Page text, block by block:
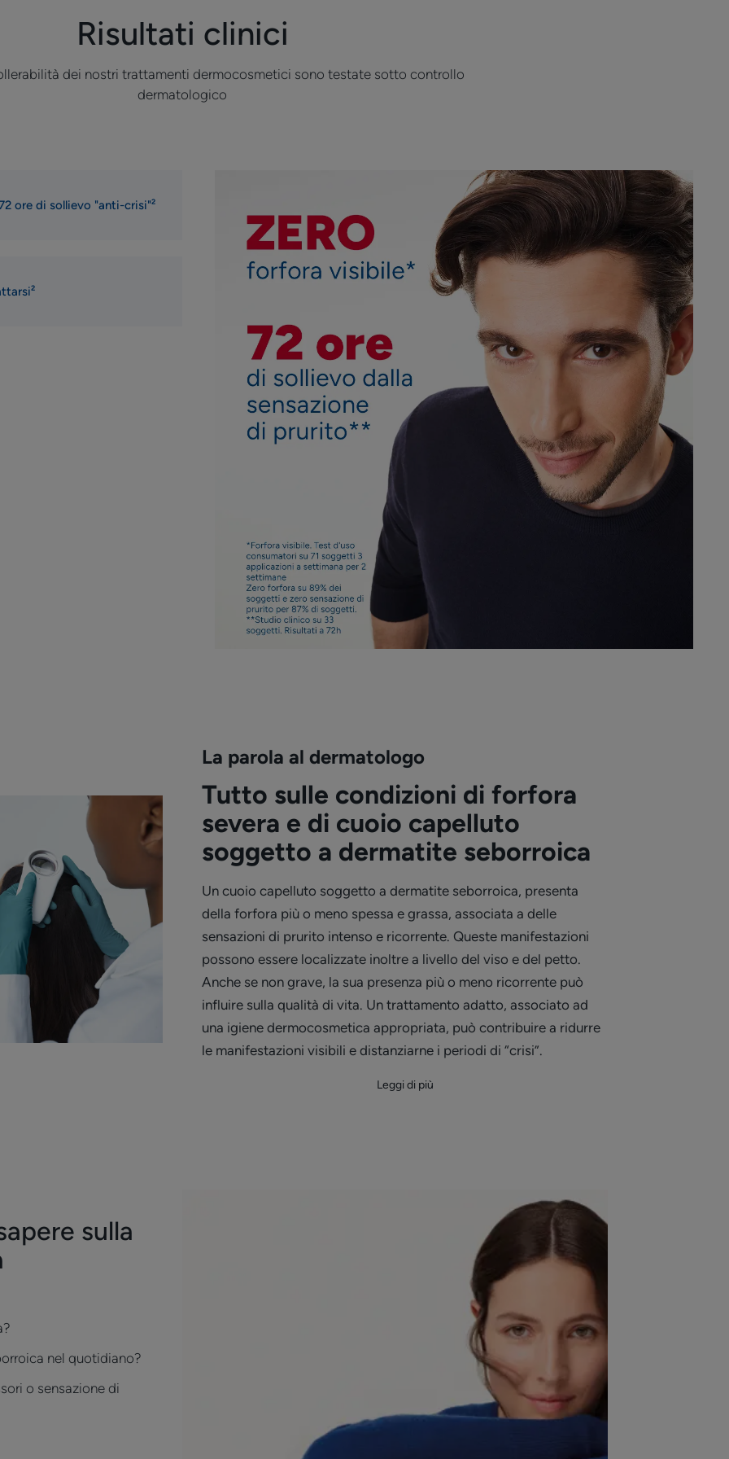
Risultati clinici
dei nostri trattamenti dermocosmetici sono testate sotto controllo
dermatologico
ore di sollievo "anti-crisi"²
La parola al dermatologo
Tutto sulle condizioni di forfora
severa e di cuoio capelluto
soggetto a dermatite seborroica
Un cuoio capelluto soggetto a dermatite seborroica, presenta
della forfora più o meno spessa e grassa, associata a delle
sensazioni di prurito intenso e ricorrente. Queste manifestazioni
possono essere localizzate inoltre a livello del viso e del petto.
Anche se non grave, la sua presenza più o meno ricorrente può
influire sulla qualità di vita. Un trattamento adatto, associato ad
una igiene dermocosmetica appropriata, può contribuire a ridurre
le manifestazioni visibili e distanziarne i periodi di “crisi”.
Leggi di più
sulla
nel quotidiano?
o sensazione di